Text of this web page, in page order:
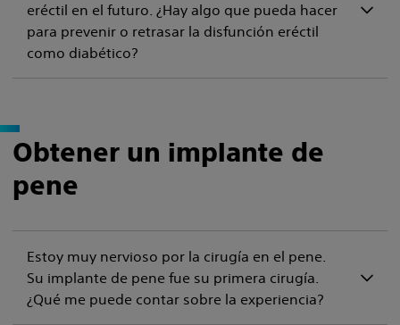
eréctil en el futuro. ¿Hay algo que pueda hacer
para prevenir o retrasar la disfunción eréctil
como diabético?
Obtener un implante de
pene
Estoy muy nervioso por la cirugía en el pene.
Su implante de pene fue su primera cirugía.
¿Qué me puede contar sobre la experiencia?